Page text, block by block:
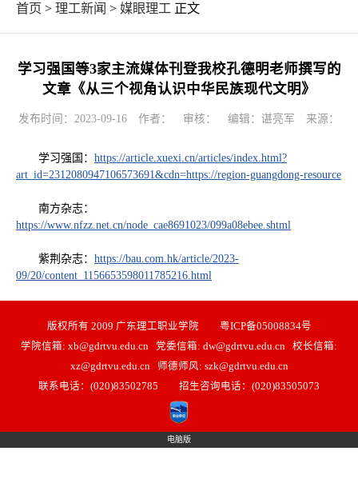
首页 > 理工新闻 > 媒眼理工 正文
学习强国等3家主流媒体刊登我校孔德明老师撰写的
文章《从三个视角认识中华民族现代文明》
发布时间：2023-09-16 作者： 审核： 编辑：谌亮军 来源：
学习强国： https://article.xuexi.cn/articles/index.html?
art_id=2312080947106573691&cdn=https://region-guangdong-resource
南方杂志：
https://www.nfzz.net.cn/node_cae8691023/099a08ebee.shtml
紫荆杂志： https://bau.com.hk/article/2023-
09/20/content_1156653598011785216.html
版权所有 2009 广东理工职业学院 粤ICP备05008834号
学院信箱: xb@gdrtvu.edu.cn 党委信箱: dw@gdrtvu.edu.cn 校长信箱:
xz@gdrtvu.edu.cn 师德师风: szk@gdrtvu.edu.cn
联系电话：(020)83502785 招生咨询电话：(020)83505073
电脑版